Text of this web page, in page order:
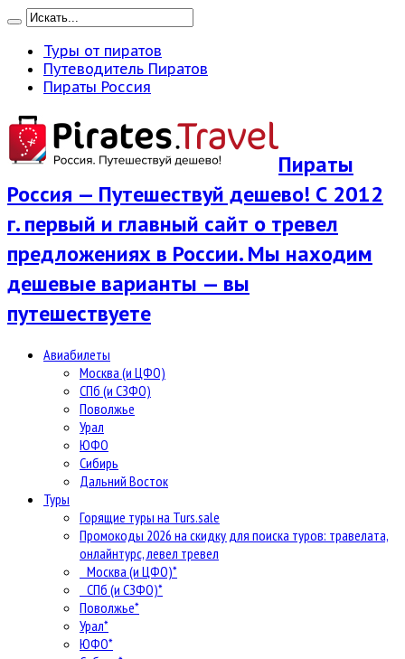
Туры от пиратов
Путеводитель Пиратов
Пираты Россия
Пираты
Россия — Путешествуй дешево! С 2012
г. первый и главный сайт о тревел
предложениях в России. Мы находим
дешевые варианты — вы
путешествуете
Авиабилеты
Москва (и ЦФО)
СПб (и СЗФО)
Поволжье
Урал
ЮФО
Сибирь
Дальний Восток
Туры
Горящие туры на Turs.sale
Промокоды 2026 на скидку для поиска туров: травелата,
онлайнтурс, левел тревел
Москва (и ЦФО)*
СПб (и СЗФО)*
Поволжье*
Урал*
ЮФО*